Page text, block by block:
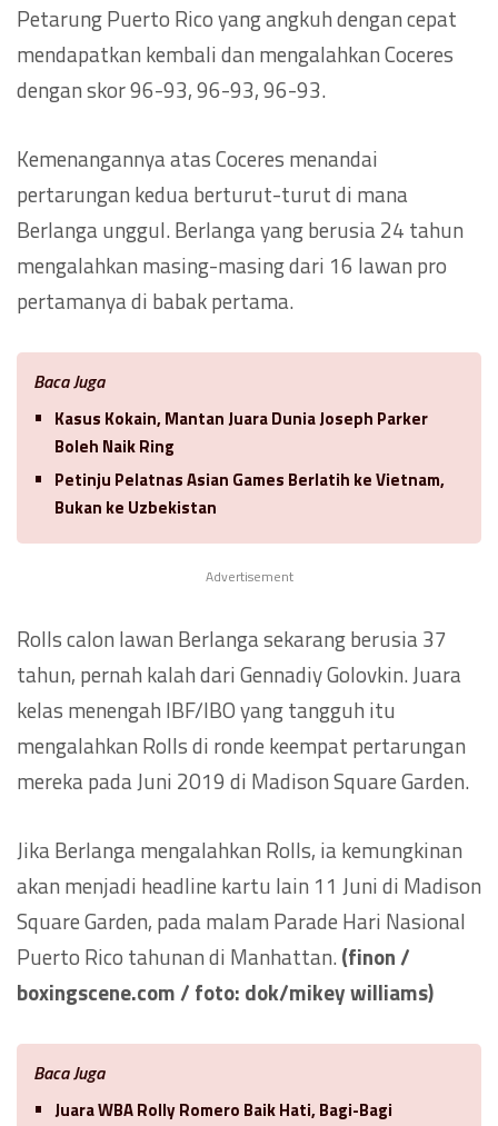
Petarung Puerto Rico yang angkuh dengan cepat
mendapatkan kembali dan mengalahkan Coceres
dengan skor 96-93, 96-93, 96-93.
Kemenangannya atas Coceres menandai
pertarungan kedua berturut-turut di mana
Berlanga unggul. Berlanga yang berusia 24 tahun
mengalahkan masing-masing dari 16 lawan pro
pertamanya di babak pertama.
Baca Juga
Kasus Kokain, Mantan Juara Dunia Joseph Parker
Boleh Naik Ring
Petinju Pelatnas Asian Games Berlatih ke Vietnam,
Bukan ke Uzbekistan
Advertisement
Rolls calon lawan Berlanga sekarang berusia 37
tahun, pernah kalah dari Gennadiy Golovkin. Juara
kelas menengah IBF/IBO yang tangguh itu
mengalahkan Rolls di ronde keempat pertarungan
mereka pada Juni 2019 di Madison Square Garden.
Jika Berlanga mengalahkan Rolls, ia kemungkinan
akan menjadi headline kartu lain 11 Juni di Madison
Square Garden, pada malam Parade Hari Nasional
Puerto Rico tahunan di Manhattan.(finon /
boxingscene.com / foto: dok/mikey williams)
Baca Juga
Juara WBA Rolly Romero Baik Hati, Bagi-Bagi